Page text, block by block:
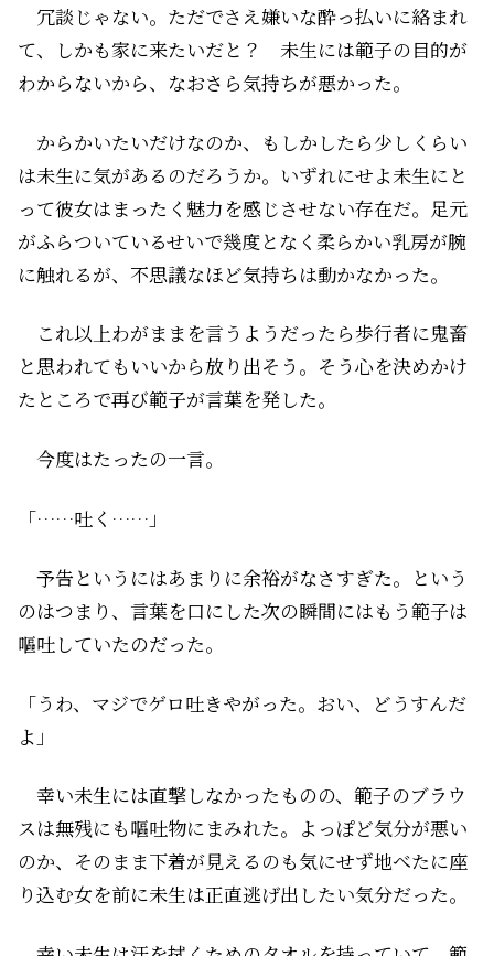
冗談じゃない。ただでさえ嫌いな酔っ払いに絡まれ
て、しかも家に来たいだと？ 未生には範子の目的が
わからないから、なおさら気持ちが悪かった。
からかいたいだけなのか、もしかしたら少しくらい
は未生に気があるのだろうか。いずれにせよ未生にと
って彼女はまったく魅力を感じさせない存在だ。足元
がふらついているせいで幾度となく柔らかい乳房が腕
に触れるが、不思議なほど気持ちは動かなかった。
これ以上わがままを言うようだったら歩行者に鬼畜
と思われてもいいから放り出そう。そう心を決めかけ
たところで再び範子が言葉を発した。
今度はたったの一言。
「……吐く……」
予告というにはあまりに余裕がなさすぎた。という
のはつまり、言葉を口にした次の瞬間にはもう範子は
嘔吐していたのだった。
「うわ、マジでゲロ吐きやがった。おい、どうすんだ
よ」
幸い未生には直撃しなかったものの、範子のブラウ
スは無残にも嘔吐物にまみれた。よっぽど気分が悪い
のか、そのまま下着が見えるのも気にせず地べたに座
り込む女を前に未生は正直逃げ出したい気分だった。